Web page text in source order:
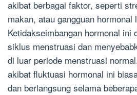
akibat berbagai faktor, seperti
makan, atau gangguan hormonal
Ketidakseimbangan hormonal ini
siklus menstruasi dan
di luar periode menstruasi
akibat fluktuasi hormonal ini
dan berlangsung selama